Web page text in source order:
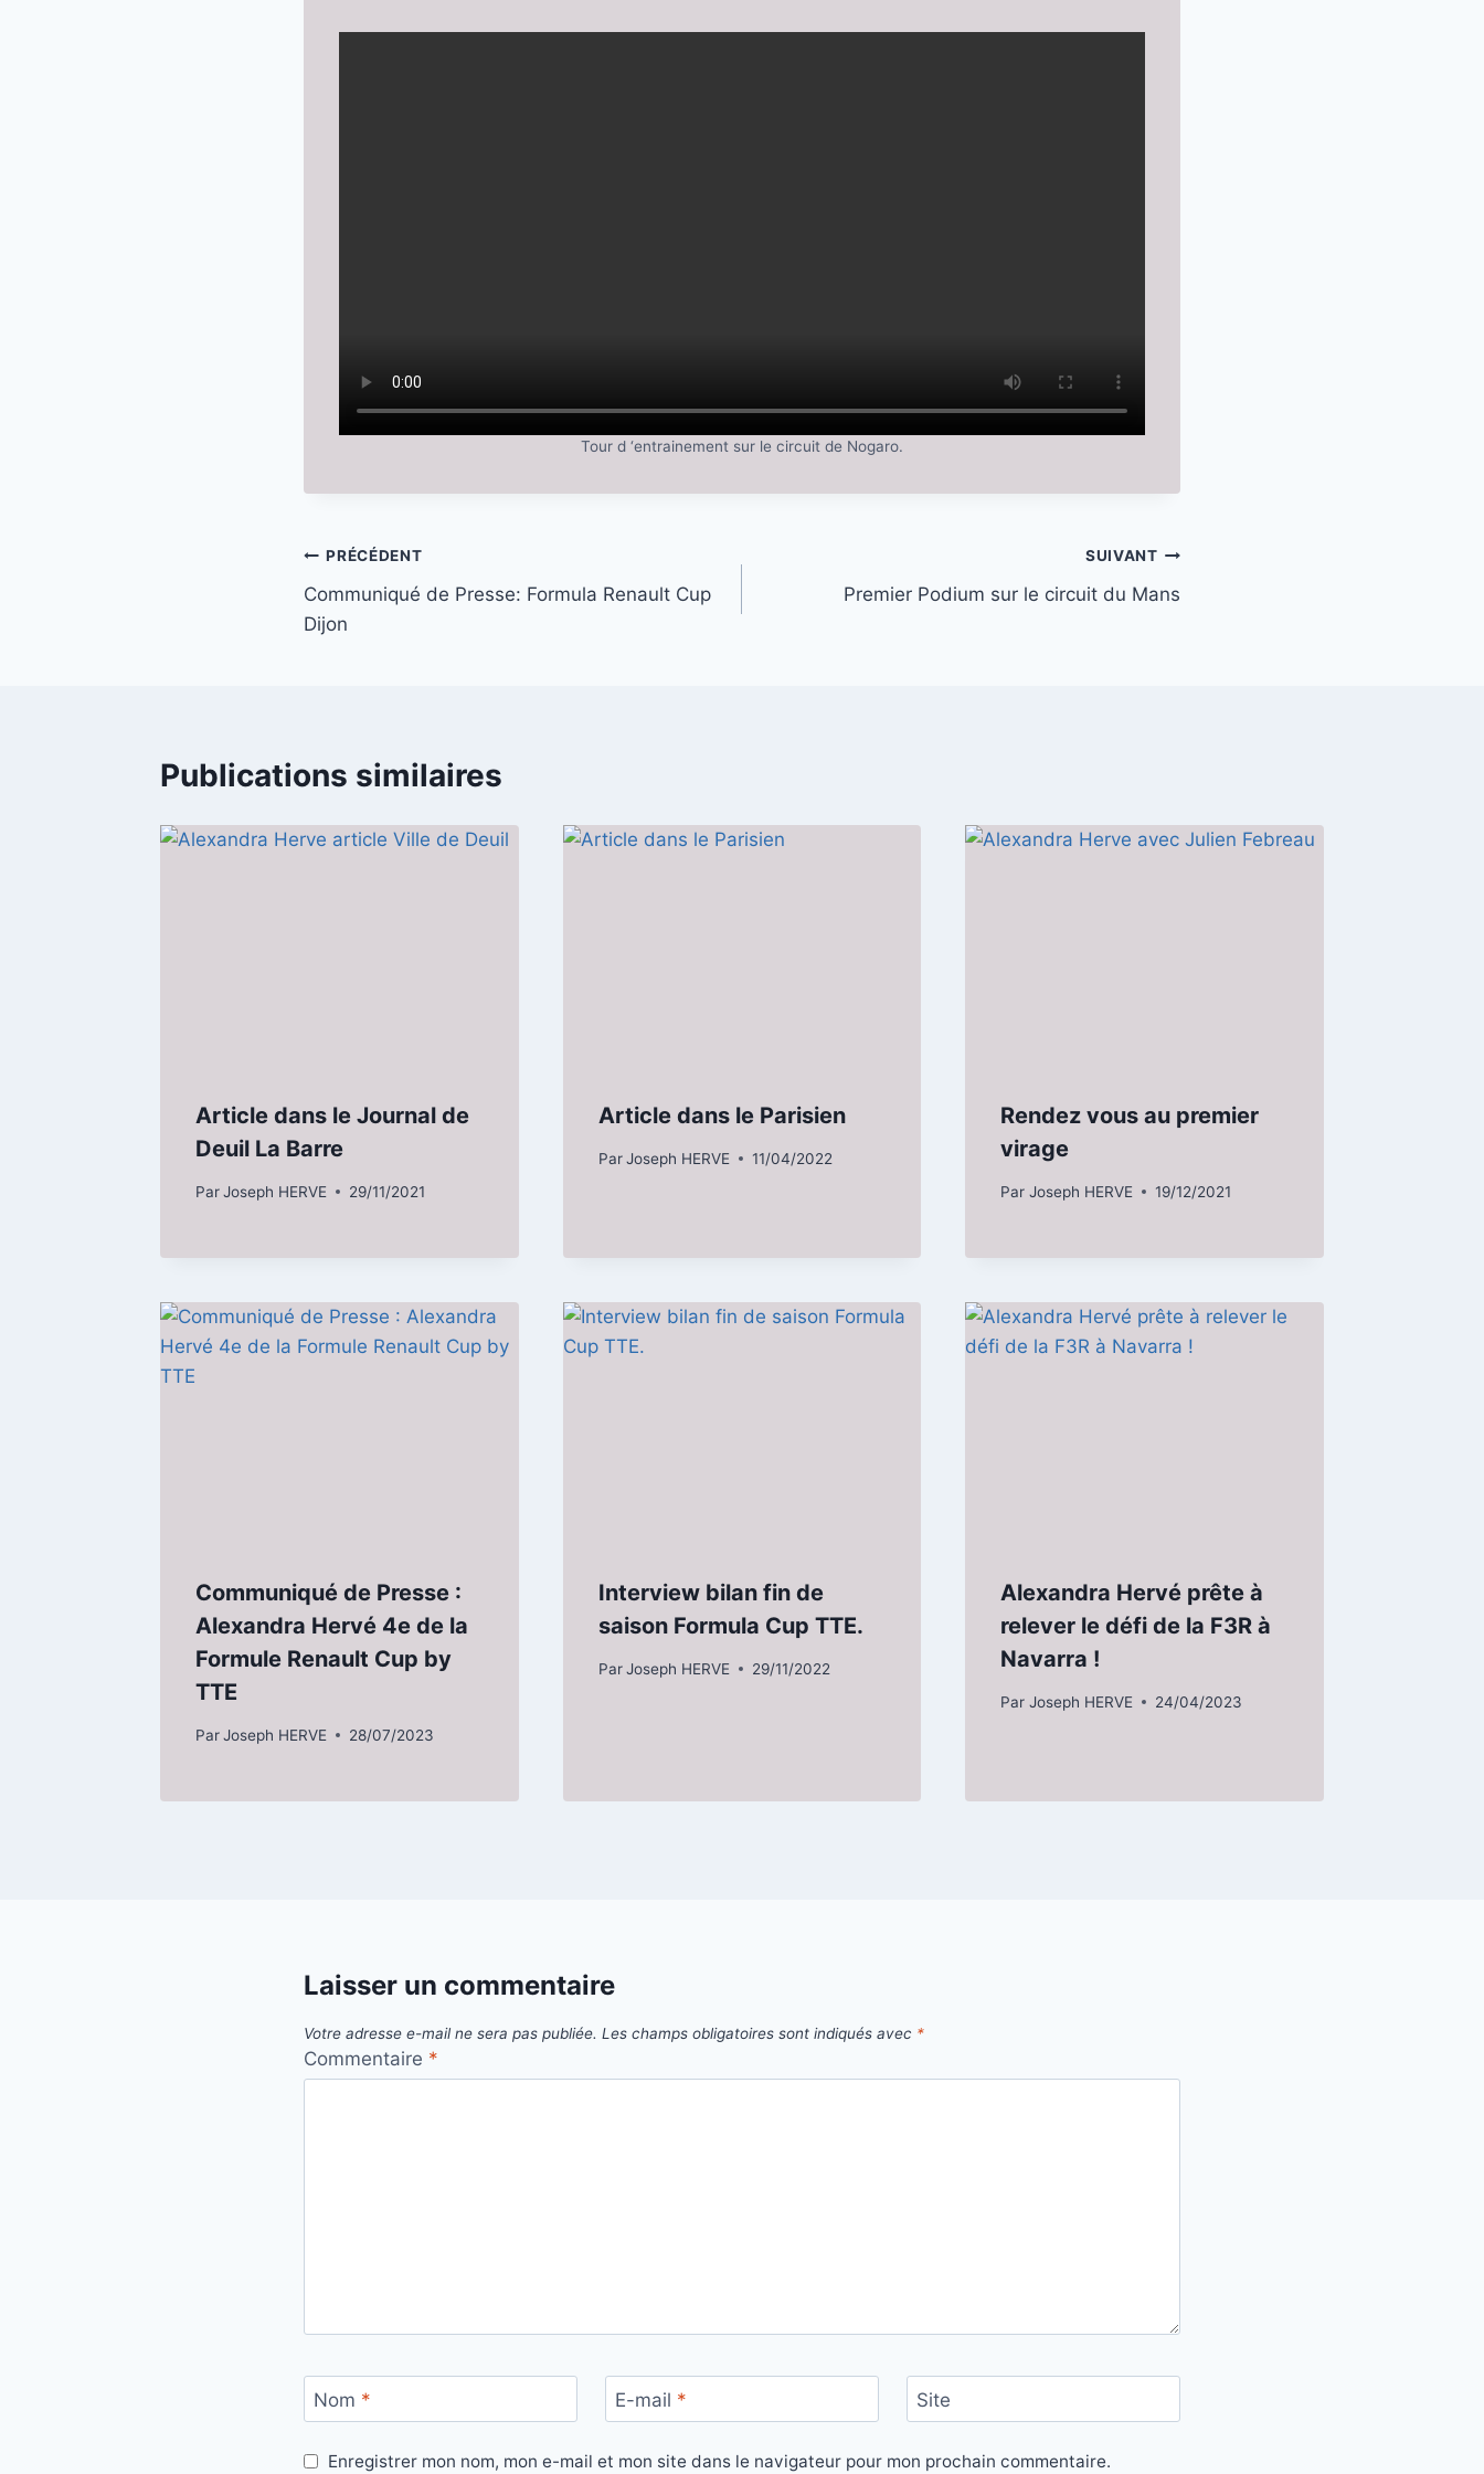
Tour d ‘entrainement sur le circuit de Nogaro.
Navigation
de
PRÉCÉDENT
Communiqué de Presse: Formula Renault Cup
Dijon
SUIVANT
Premier Podium sur le circuit du Mans
Publications similaires
Article dans le Journal de
Deuil La Barre
ParJoseph HERVE 29/11/2021
Article dans le Parisien
Par Joseph HERVE 11/04/2022
Rendez vous au premier
virage
Par Joseph HERVE 19/12/2021
Communiqué de Presse :
Alexandra Hervé 4e de la
Formule Renault Cup by
TTE
ParJoseph HERVE 28/07/2023
Interview bilan fin de
saison Formula Cup TTE.
Par Joseph HERVE 29/11/2022
Alexandra Hervé prête à
relever le défi de la F3R à
Navarra !
Par Joseph HERVE 24/04/2023
Laisser un commentaire
Votre adresse e-mail ne sera pas publiée. Les champs obligatoires sont indiqués avec *
Commentaire *
Nom * E-mail * Site
Enregistrer mon nom, mon e-mail et mon site dans le navigateur pour mon prochain commentaire.